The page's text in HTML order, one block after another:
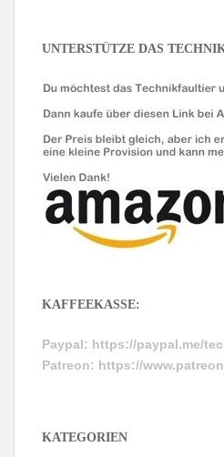
UNTERSTÜTZE DAS
KAFFEEKASSE:
Paypal: https://paypal.me/
Patreon: https://
KATEGORIEN